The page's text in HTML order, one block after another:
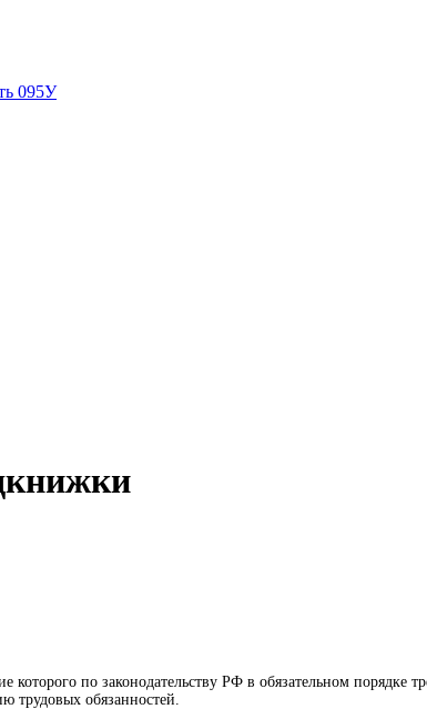
095У
по законодательству РФ в обязательном порядке
трудовых обязанностей.